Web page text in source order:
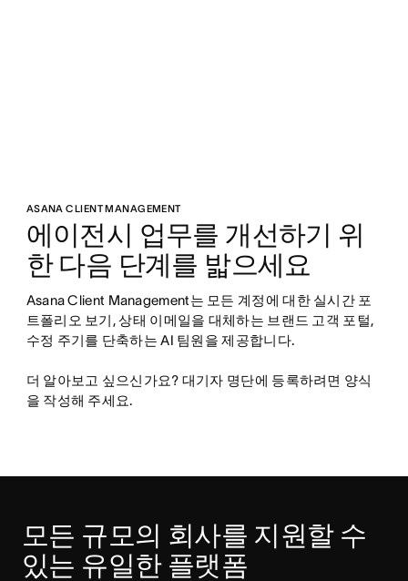
ASANA CLIENT MANAGEMENT
에이전시 업무를 개선하기 위
한 다음 단계를 밟으세요
Asana Client Management는 모든 계정에 대한 실시간 포
트폴리오 보기, 상태 이메일을 대체하는 브랜드 고객 포털,
수정 주기를 단축하는 AI 팀원을 제공합니다.
더 알아보고 싶으신가요? 대기자 명단에 등록하려면 양식
을 작성해 주세요.
모든 규모의 회사를 지원할 수
있는 유일한 플랫폼